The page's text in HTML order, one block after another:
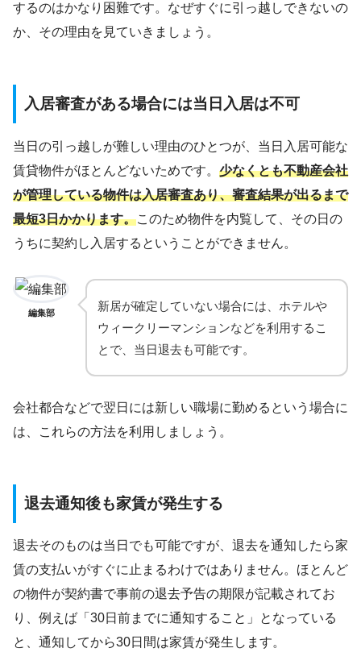
するのはかなり困難です。なぜすぐに引っ越しできないの
か、その理由を見ていきましょう。
入居審査がある場合には当日入居は不可
当日の引っ越しが難しい理由のひとつが、当日入居可能な
賃貸物件がほとんどないためです。 少なくとも不動産会社
が管理している物件は入居審査あり、審査結果が出るまで
最短3日かかります。このため物件を内覧して、その日の
うちに契約し入居するということができません。
編集部
新居が確定していない場合には、ホテルや
ウィークリーマンションなどを利用するこ
とで、当日退去も可能です。
会社都合などで翌日には新しい職場に勤めるという場合に
は、これらの方法を利用しましょう。
退去通知後も家賃が発生する
退去そのものは当日でも可能ですが、退去を通知したら家
賃の支払いがすぐに止まるわけではありません。ほとんど
の物件が契約書で事前の退去予告の期限が記載されてお
り、例えば「30日前までに通知すること」となっている
と、通知してから30日間は家賃が発生します。